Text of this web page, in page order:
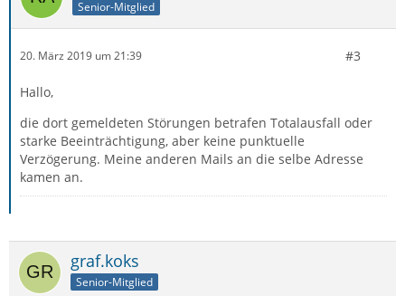
Senior-Mitglied
20. März 2019 um 21:39 #3
Hallo,
die dort gemeldeten Störungen betrafen Totalausfall oder
starke Beeinträchtigung, aber keine punktuelle
Verzögerung. Meine anderen Mails an die selbe Adresse
kamen an.
graf.koks
Senior-Mitglied